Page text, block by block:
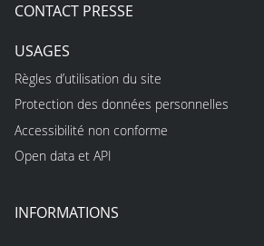
CONTACT PRESSE
USAGES
Règles d’utilisation du site
Protection des données personnelles
Accessibilité non conforme
Open data et API
INFORMATIONS